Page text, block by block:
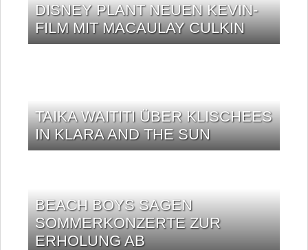
DISNEY PLANT NEUEN KEVIN-
FILM MIT MACAULAY CULKIN
TAIKA WAITITI ÜBER KLISCHEES
IN KLARA AND THE SUN
BEACH BOYS SAGEN
SOMMERKONZERTE ZUR
ERHOLUNG AB